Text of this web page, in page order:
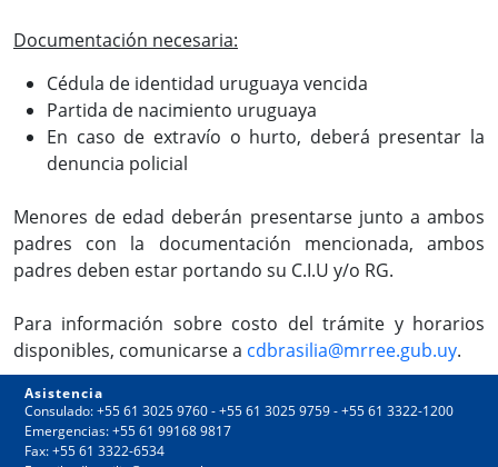
Documentación necesaria:
Cédula de identidad uruguaya vencida
Partida de nacimiento uruguaya
En caso de extravío o hurto, deberá presentar la
denuncia policial
Menores de edad deberán presentarse junto a ambos
padres con la documentación mencionada, ambos
padres deben estar portando su C.I.U y/o RG.
Para información sobre costo del trámite y horarios
disponibles, comunicarse a cdbrasilia@mrree.gub.uy.
Asistencia
Consulado: +55 61 3025 9760 - +55 61 3025 9759 - +55 61 3322-1200
Emergencias: +55 61 99168 9817
Fax: +55 61 3322-6534